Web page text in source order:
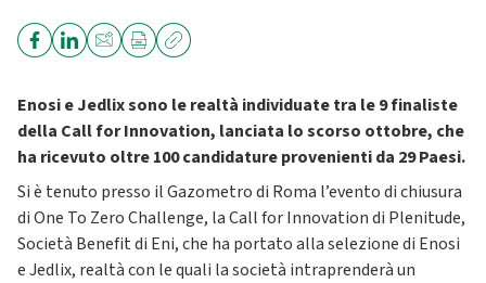
Enosi e Jedlix sono le realtà individuate tra le 9 finaliste
della Call for Innovation, lanciata lo scorso ottobre, che
ha ricevuto oltre 100 candidature provenienti da 29 Paesi.
Si è tenuto presso il Gazometro di Roma l’evento di chiusura
di One To Zero Challenge, la Call for Innovation di Plenitude,
Società Benefit di Eni, che ha portato alla selezione di Enosi
e Jedlix, realtà con le quali la società intraprenderà un